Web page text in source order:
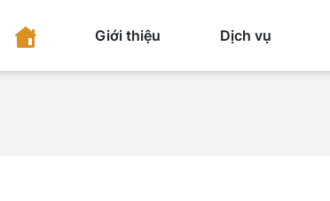
Giới thiệu Dịch vụ